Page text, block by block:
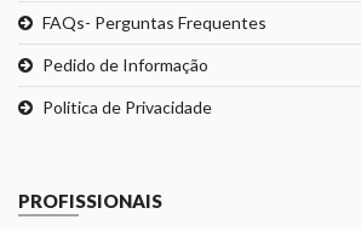
FAQs- Perguntas Frequentes
Pedido de Informação
Politica de Privacidade
PROFISSIONAIS